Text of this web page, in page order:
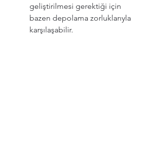
geliştirilmesi gerektiği için
bazen depolama zorluklarıyla
karşılaşabilir.